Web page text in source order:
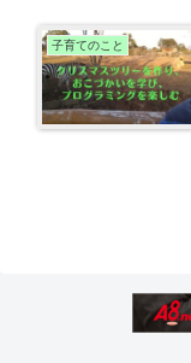
子育てのこと